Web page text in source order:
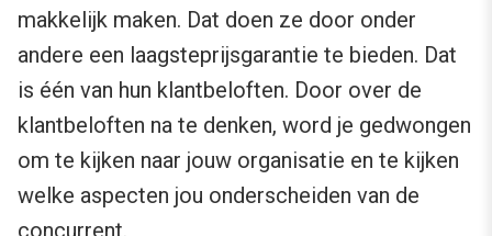
makkelijk maken. Dat doen ze door onder
andere een laagsteprijsgarantie te bieden. Dat
is één van hun klantbeloften. Door over de
klantbeloften na te denken, word je gedwongen
om te kijken naar jouw organisatie en te kijken
welke aspecten jou onderscheiden van de